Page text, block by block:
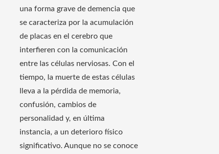
una forma grave de demencia que
se caracteriza por la acumulación
de placas en el cerebro que
interfieren con la comunicación
entre las células nerviosas. Con el
tiempo, la muerte de estas células
lleva a la pérdida de memoria,
confusión, cambios de
personalidad y, en última
instancia, a un deterioro físico
significativo. Aunque no se conoce